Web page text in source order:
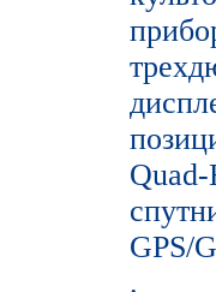
GPS/
.